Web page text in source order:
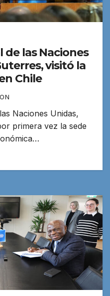
de las Naciones
visitó la
Chile
Naciones Unidas,
primera vez la sede